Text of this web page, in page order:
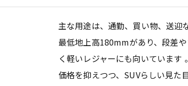
主な用途は、通勤、買い物、送迎
最低地上高180mmがあり、段差
く軽いレジャーにも向いています 。
価格を抑えつつ、SUVらしい見た